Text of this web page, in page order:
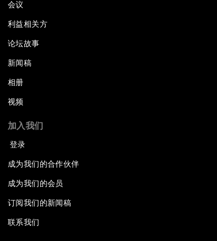
会议
利益相关方
论坛故事
新闻稿
相册
视频
加入我们
登录
成为我们的合作伙伴
成为我们的会员
订阅我们的新闻稿
联系我们